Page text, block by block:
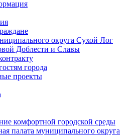
округа Сухой Лог
Доблести и Славы
города
проекты
комфортной городской среды
палата муниципального округа